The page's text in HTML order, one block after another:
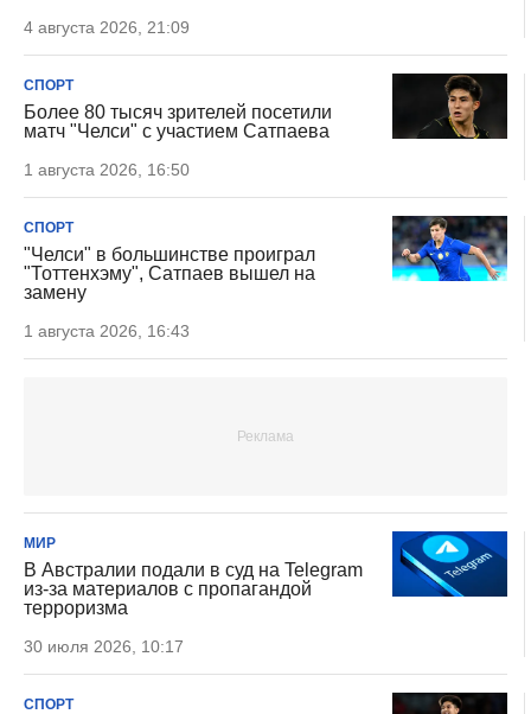
4 августа 2026, 21:09
СПОРТ
Более 80 тысяч зрителей посетили
матч "Челси" с участием Сатпаева
1 августа 2026, 16:50
СПОРТ
"Челси" в большинстве проиграл
"Тоттенхэму", Сатпаев вышел на
замену
1 августа 2026, 16:43
МИР
В Австралии подали в суд на Telegram
из-за материалов с пропагандой
терроризма
30 июля 2026, 10:17
СПОРТ